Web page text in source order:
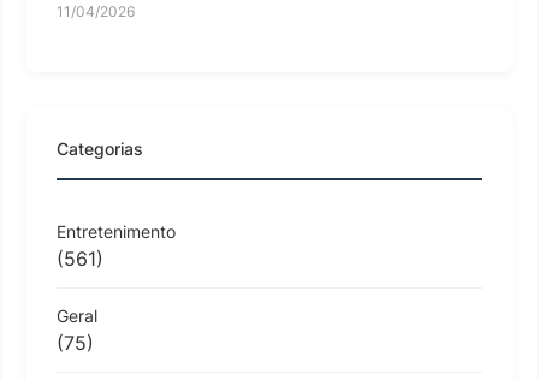
11/04/2026
Categorias
Entretenimento
(561)
Geral
(75)